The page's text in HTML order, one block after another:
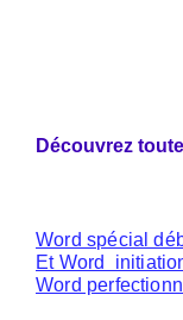
Découvrez
Word spécial
Et Word
Word